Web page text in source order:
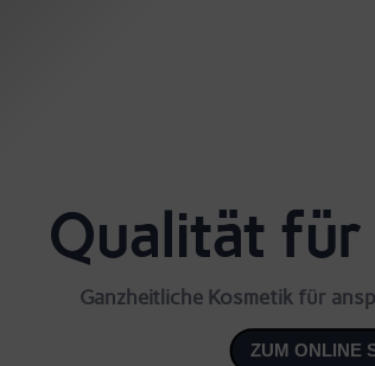
Qualität für
Ganzheitliche Kosmetik für
ZUM ONLINE